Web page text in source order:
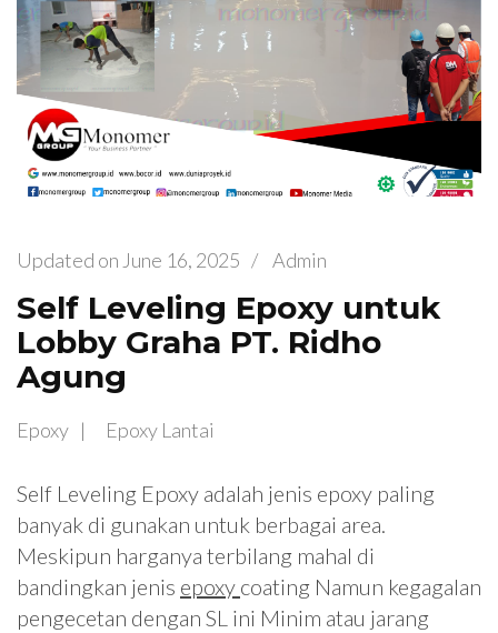
Updated on June 16, 2025 / Admin
Self Leveling Epoxy untuk
Lobby Graha PT. Ridho
Agung
Epoxy Epoxy Lantai
Self Leveling Epoxy adalah jenis epoxy paling
banyak di gunakan untuk berbagai area.
Meskipun harganya terbilang mahal di
bandingkan jenis epoxy coating Namun kegagalan
pengecetan dengan SL ini Minim atau jarang